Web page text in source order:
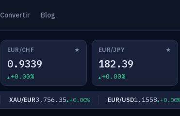
Convertir Blog
EUR/CHF ★
0.9339
+0.00%
EUR/JPY ★
182.39
+0.00%
XAU/EUR3,756.35 +0.00% EUR/USD1.1558 +0.00%